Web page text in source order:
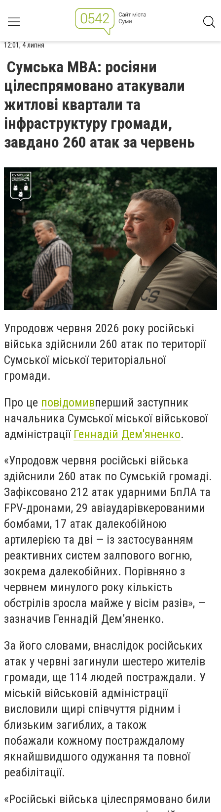
12:01, 4 липня
Сумська МВА: росіяни
цілеспрямовано атакували
житлові квартали та
інфраструктуру громади,
завдано 260 атак за червень
Упродовж червня 2026 року російські
війська здійснили 260 атак по території
Сумської міської територіальної
громади.
Про це повідомивперший заступник
начальника Сумської міської військової
адміністрації Геннадій Дем'яненко.
«Упродовж червня російські війська
здійснили 260 атак по Сумській громаді.
Зафіксовано 212 атак ударними БпЛА та
FPV-дронами, 29 авіаударівкерованими
бомбами, 17 атак далекобійною
артилерією та дві — із застосуванням
реактивних систем залпового вогню,
зокрема далекобійних. Порівняно з
червнем минулого року кількість
обстрілів зросла майже у вісім разів», —
зазначив Геннадій Дем’яненко.
За його словами, внаслідок російських
атак у червні загинули шестеро жителів
громади, ще 114 людей постраждали. У
міській військовій адміністрації
висловили щирі співчуття рідним і
близьким загиблих, а також
побажали кожному постраждалому
якнайшвидшого одужання та повної
реабілітації.
«Російські війська цілеспрямовано били